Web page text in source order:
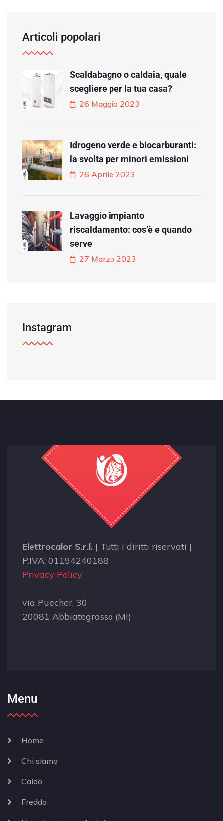
Articoli popolari
Scaldabagno o caldaia, quale
scegliere per la tua casa?
26 Maggio 2023
Idrogeno verde e biocarburanti:
la svolta per minori emissioni
26 Aprile 2023
Lavaggio impianto
riscaldamento: cos’è e quando
serve
27 Marzo 2023
Instagram
Elettrocalor S.r.l. | Tutti i diritti riservati |
P.IVA: 01194240188
Privacy Policy
via Puecher, 30
20081 Abbiategrasso (MI)
Menu
Home
Chi siamo
Caldo
Freddo